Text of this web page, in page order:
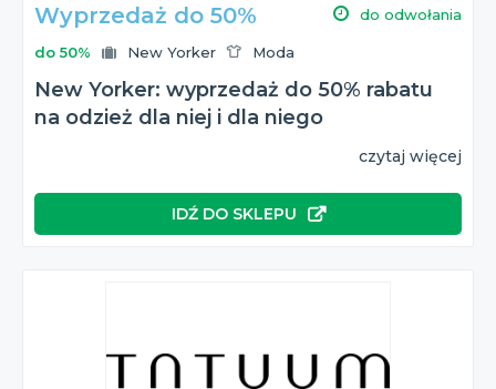
Wyprzedaż do 50% do odwołania
do 50% New Yorker Moda
New Yorker: wyprzedaż do 50% rabatu
na odzież dla niej i dla niego
czytaj więcej
IDŹ DO SKLEPU